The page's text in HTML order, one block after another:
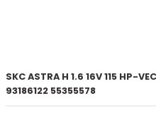
SKC ASTRA H 1.6 16V 115 HP-
93186122 55355578